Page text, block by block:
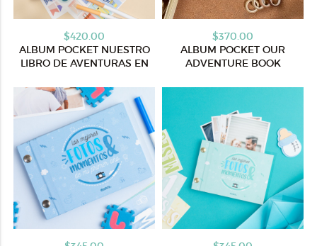
$420.00
ALBUM POCKET NUESTRO
LIBRO DE AVENTURAS EN
$370.00
ALBUM POCKET OUR
ADVENTURE BOOK